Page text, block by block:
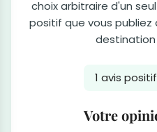
choix arbitraire d'un
positif que vous
1 avis
Votre